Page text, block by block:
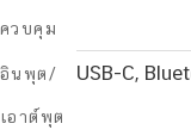
ควบคุม
อินพุต/
เอาต์พุต
USB-C,